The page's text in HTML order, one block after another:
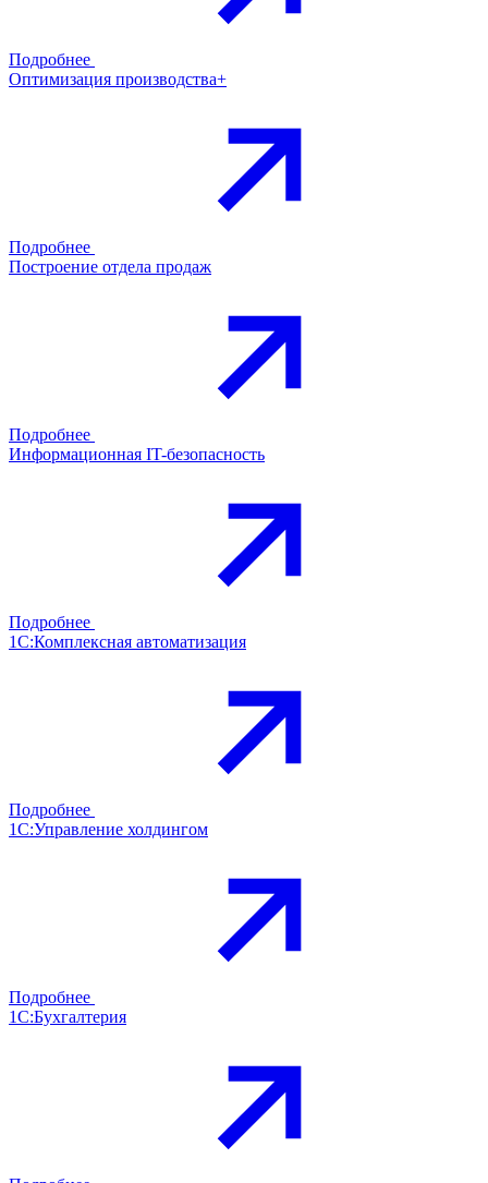
Подробнее
Оптимизация производства+
Подробнее
Построение отдела продаж
Подробнее
Информационная IT-безопасность
Подробнее
1С:Комплексная автоматизация
Подробнее
1С:Управление холдингом
Подробнее
1С:Бухгалтерия